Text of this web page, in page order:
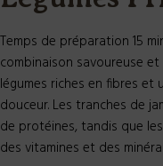
Temps de préparation 15
combinaison savoureuse
légumes riches en fibres
douceur. Les tranches de
de protéines, tandis que
des vitamines et des